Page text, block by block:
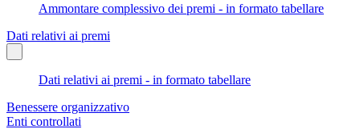
Ammontare complessivo dei premi - in formato tabellare
Dati relativi ai premi
Dati relativi ai premi - in formato tabellare
Benessere organizzativo
Enti controllati